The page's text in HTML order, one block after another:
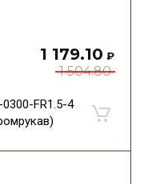
1 504.80
1 179.10 ₽
FR1.5-4